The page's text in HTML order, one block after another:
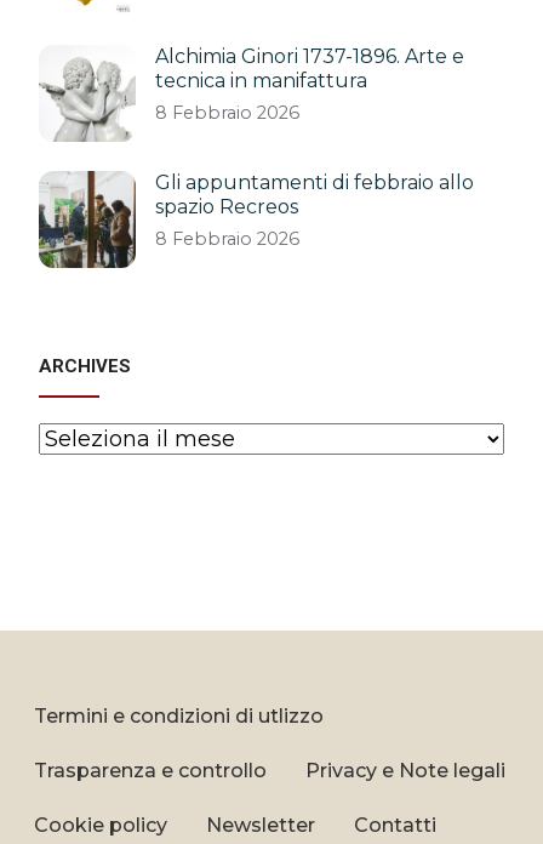
Alchimia Ginori 1737-1896. Arte e
tecnica in manifattura
8 Febbraio 2026
Gli appuntamenti di febbraio allo
spazio Recreos
8 Febbraio 2026
ARCHIVES
Archives
Termini e condizioni di utlizzo
Trasparenza e controllo Privacy e Note legali
Cookie policy Newsletter Contatti